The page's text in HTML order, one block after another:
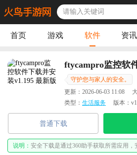
首页 游戏 软件 资讯
ftycampro监控软
守护您与家人的安全。
更新： 2026-06-03 11:08
类型： 生活服务 版本：
普通下载
说明： 安全下载是通过360助手获取所需应用，